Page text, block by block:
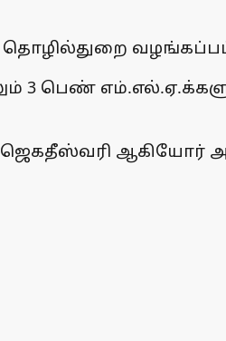
3 பெண்
ஜெகதீஸ்வரி